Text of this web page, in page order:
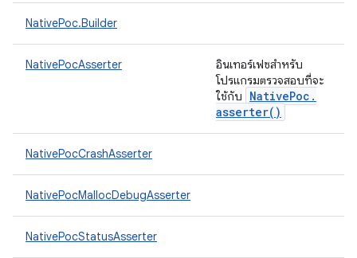
NativePoc.Builder
NativePocAsserter
อินเทอร์เฟซสำหรับ
โปรแกรมตรวจสอบที่จะ
ใช้กับ
NativePoc .
asserter( )
NativePocCrashAsserter
NativePocMallocDebugAsserter
NativePocStatusAsserter